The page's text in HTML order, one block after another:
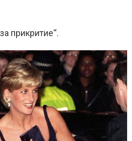
прикритие“.